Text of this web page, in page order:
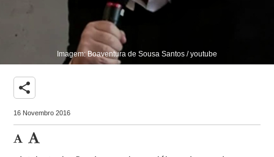
Imagem: Boaventura de Sousa Santos / youtube
share
16 Novembro 2016